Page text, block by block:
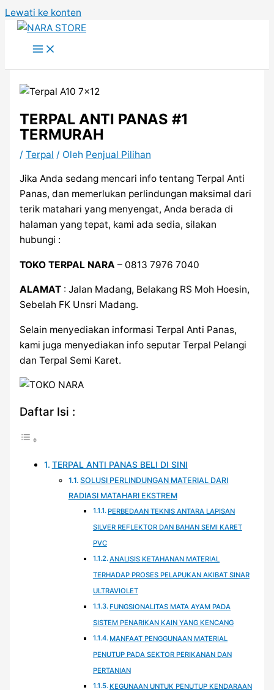
Lewati ke konten
TERPAL ANTI PANAS #1
TERMURAH
/ Terpal / Oleh Penjual Pilihan
Jika Anda sedang mencari info tentang Terpal Anti
Panas, dan memerlukan perlindungan maksimal dari
terik matahari yang menyengat, Anda berada di
halaman yang tepat, kami ada sedia, silakan
hubungi :
TOKO TERPAL NARA – 0813 7976 7040
ALAMAT: Jalan Madang, Belakang RS Moh Hoesin,
Sebelah FK Unsri Madang.
Selain menyediakan informasi Terpal Anti Panas,
kami juga menyediakan info seputar Terpal Pelangi
dan Terpal Semi Karet.
Daftar Isi :
TERPAL ANTI PANAS BELI DI SINI
SOLUSI PERLINDUNGAN MATERIAL DARI
RADIASI MATAHARI EKSTREM
PERBEDAAN TEKNIS ANTARA LAPISAN
SILVER REFLEKTOR DAN BAHAN SEMI KARET
PVC
ANALISIS KETAHANAN MATERIAL
TERHADAP PROSES PELAPUKAN AKIBAT SINAR
ULTRAVIOLET
FUNGSIONALITAS MATA AYAM PADA
SISTEM PENARIKAN KAIN YANG KENCANG
MANFAAT PENGGUNAAN MATERIAL
PENUTUP PADA SEKTOR PERIKANAN DAN
PERTANIAN
KEGUNAAN UNTUK PENUTUP KENDARAAN